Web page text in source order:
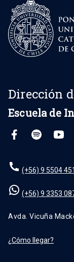
Dirección
Escuela de
(+56) 9 5504
(+56) 9 3353
Avda. Vicuña
¿Cómo llegar?